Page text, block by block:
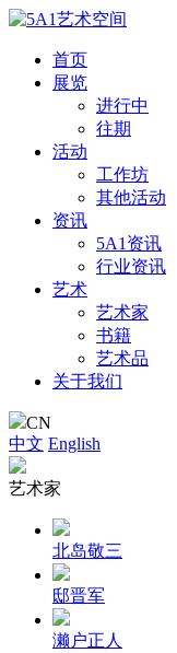
首页
展览
进行中
往期
活动
工作坊
其他活动
资讯
5A1资讯
行业资讯
艺术
艺术家
书籍
艺术品
关于我们
CN
中文 English
艺术家
北岛敬三
邸晋军
濑户正人